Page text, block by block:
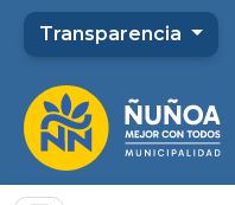
Transparencia